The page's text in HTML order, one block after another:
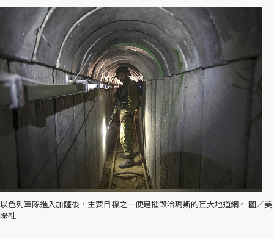
以色列軍隊進入加薩後，主要目標之一便是摧毀哈瑪斯的巨大地道網。 圖／美
聯社